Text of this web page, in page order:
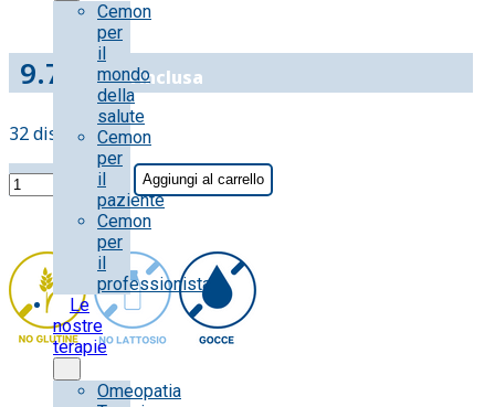
Cemon
per
il
mondo
della
salute
Cemon
per
il
paziente
Cemon
per
il
professionista
Le
nostre
terapie
Omeopatia
9.70 IVA inclusa
32 disponibili
RED
CHESTNUT
STO
BOT
10ML
quantità
Aggiungi al carrello